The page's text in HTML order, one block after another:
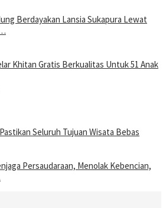
Berdayakan Lansia Sukapura Lewat
Khitan Gratis Berkualitas Untuk 51 Anak
Seluruh Tujuan Wisata Bebas
Persaudaraan, Menolak Kebencian,